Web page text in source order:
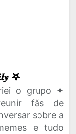
𖤐
o grupo ✦
fãs de
sobre a
e tudo